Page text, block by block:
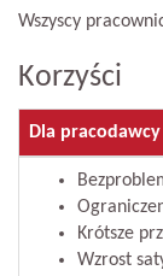
Wszyscy
Korzyści
Dla pracodawcy
Krótsze
Wzrost